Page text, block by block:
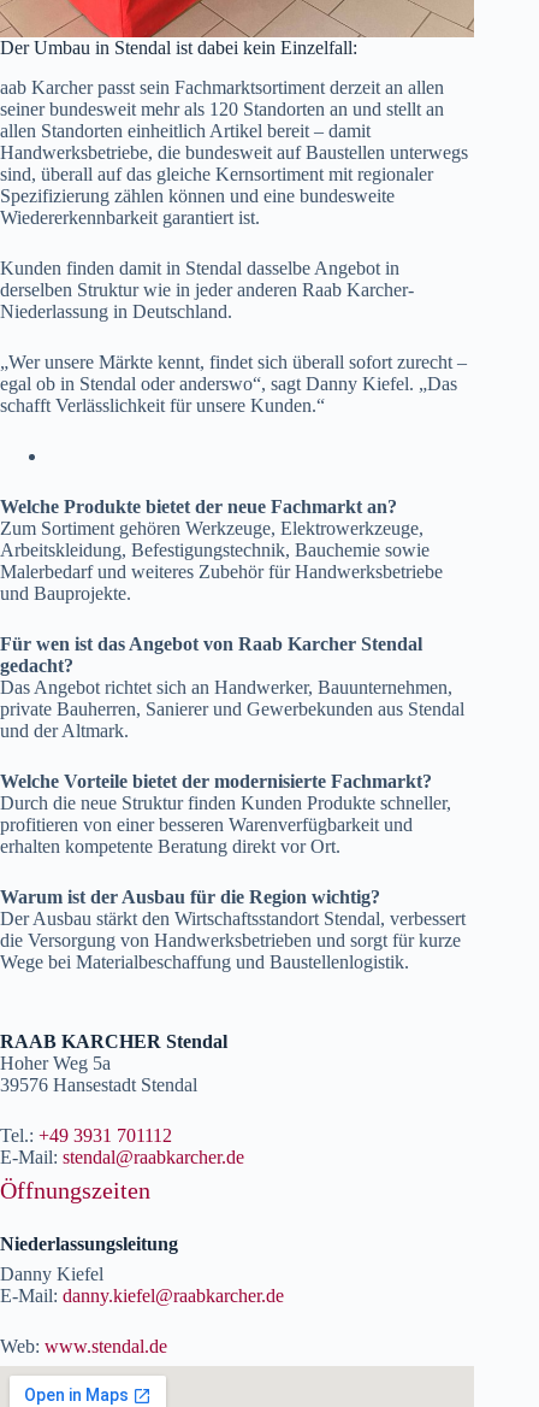
Der Umbau in Stendal ist dabei kein Einzelfall:
aab Karcher passt sein Fachmarktsortiment derzeit an allen
seiner bundesweit mehr als 120 Standorten an und stellt an
allen Standorten einheitlich Artikel bereit – damit
Handwerksbetriebe, die bundesweit auf Baustellen unterwegs
sind, überall auf das gleiche Kernsortiment mit regionaler
Spezifizierung zählen können und eine bundesweite
Wiedererkennbarkeit garantiert ist.
Kunden finden damit in Stendal dasselbe Angebot in
derselben Struktur wie in jeder anderen Raab Karcher-
Niederlassung in Deutschland.
„Wer unsere Märkte kennt, findet sich überall sofort zurecht –
egal ob in Stendal oder anderswo“, sagt Danny Kiefel. „Das
schafft Verlässlichkeit für unsere Kunden.“
Welche Produkte bietet der neue Fachmarkt an?
Zum Sortiment gehören Werkzeuge, Elektrowerkzeuge,
Arbeitskleidung, Befestigungstechnik, Bauchemie sowie
Malerbedarf und weiteres Zubehör für Handwerksbetriebe
und Bauprojekte.
Für wen ist das Angebot von Raab Karcher Stendal
gedacht?
Das Angebot richtet sich an Handwerker, Bauunternehmen,
private Bauherren, Sanierer und Gewerbekunden aus Stendal
und der Altmark.
Welche Vorteile bietet der modernisierte Fachmarkt?
Durch die neue Struktur finden Kunden Produkte schneller,
profitieren von einer besseren Warenverfügbarkeit und
erhalten kompetente Beratung direkt vor Ort.
Warum ist der Ausbau für die Region wichtig?
Der Ausbau stärkt den Wirtschaftsstandort Stendal, verbessert
die Versorgung von Handwerksbetrieben und sorgt für kurze
Wege bei Materialbeschaffung und Baustellenlogistik.
RAAB KARCHER Stendal
Hoher Weg 5a
39576 Hansestadt Stendal
Tel.: +49 3931 701112
E-Mail: stendal@raabkarcher.de
Öffnungszeiten
Niederlassungsleitung
Danny Kiefel
E-Mail: danny.kiefel@raabkarcher.de
Web: www.stendal.de